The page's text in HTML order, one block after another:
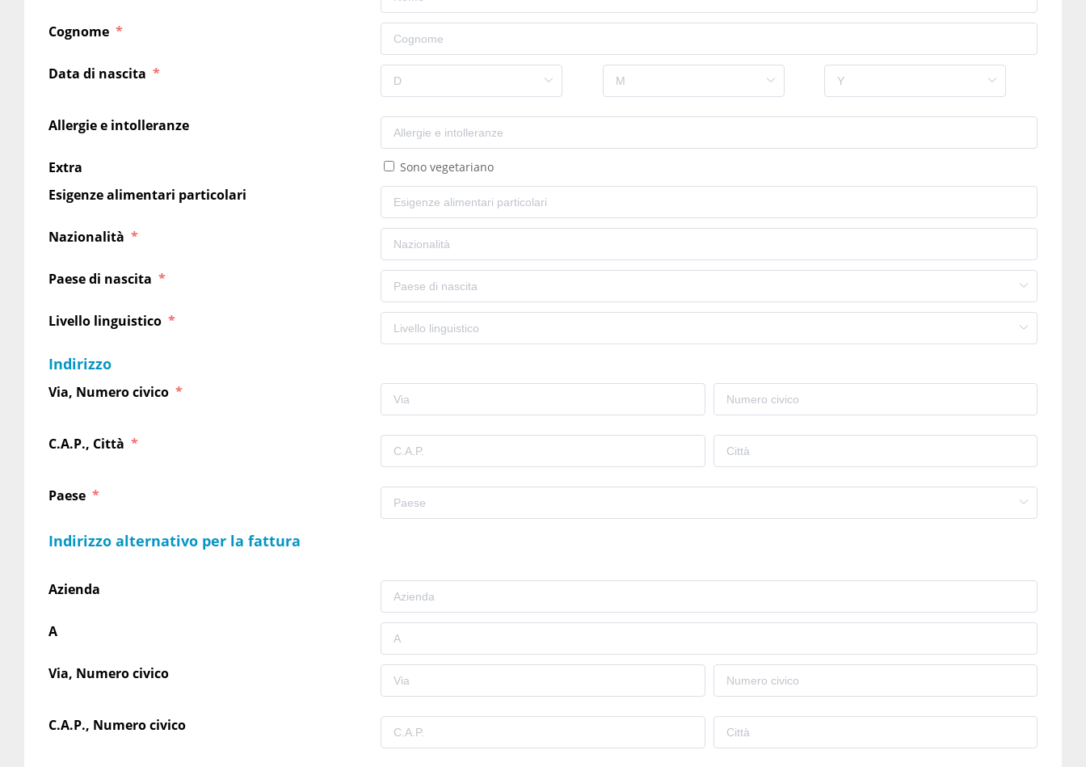
Cognome
Data di nascita
Allergie e intolleranze
Extra Sono vegetariano
Esigenze alimentari particolari
Nazionalità
Paese di nascita
Livello linguistico
Indirizzo
Via, Numero civico
C.A.P., Città
Paese
Indirizzo alternativo per la fattura
Azienda
A
Via, Numero civico
C.A.P., Numero civico